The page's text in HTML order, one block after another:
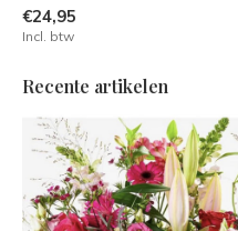
€24,95
Incl. btw
Recente artikelen